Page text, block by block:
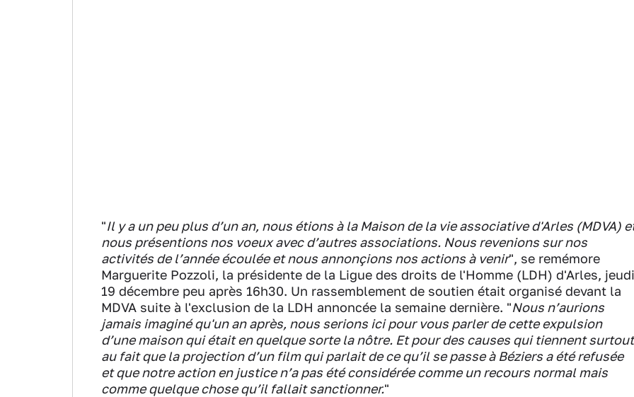
"Il y a un peu plus d’un an, nous étions à la Maison de la vie associative d'Arles (MDVA)
nous présentions nos voeux avec d’autres associations. Nous revenions sur nos
activités de l’année écoulée et nous annonçions nos actions à venir", se remémore
Marguerite Pozzoli, la présidente de la Ligue des droits de l'Homme (LDH) d'Arles, jeudi
19 décembre peu après 16h30. Un rassemblement de soutien était organisé devant la
MDVA suite à l'exclusion de la LDH annoncée la semaine dernière. "Nous n’aurions
jamais imaginé qu'un an après, nous serions ici pour vous parler de cette expulsion
d’une maison qui était en quelque sorte la nôtre. Et pour des causes qui tiennent surtout
au fait que la projection d’un film qui parlait de ce qu’il se passe à Béziers a été refusée
et que notre action en justice n’a pas été considérée comme un recours normal mais
comme quelque chose qu’il fallait sanctionner."